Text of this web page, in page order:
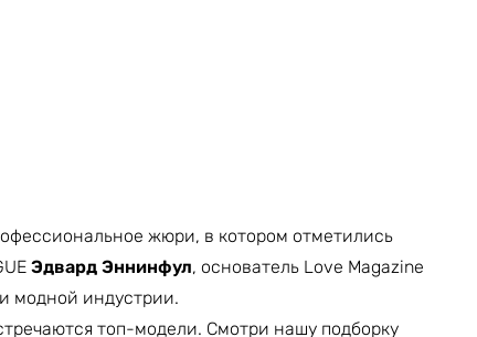
жюри, в котором отметились
Эдвард Эннинфул, основатель Love Magazine
модной индустрии.
топ-модели. Смотри нашу подборку